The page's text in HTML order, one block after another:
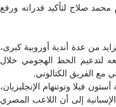
صلاح لتأكيد قدراته ورفع
من عدة أندية أوروبية كبرى،
لتدعيم الخط الهجومي خلال
مع الفريق الكتالوني.
فيلا وتوتنهام الإنجليزيان،
إلى أن اللاعب المصري